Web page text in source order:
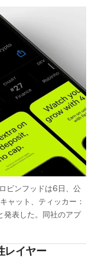
ビンフッドは6日、公
ャット、ティッカー：
発表した。同社のアプ
レイヤー